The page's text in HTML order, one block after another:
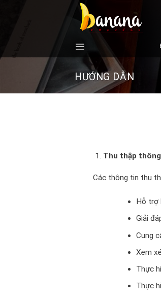
HƯỚNG DẪN
Thu thập
Các thông tin thu
Hỗ trợ
Giải
Cung
Xem
Thực
Thực